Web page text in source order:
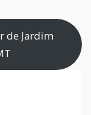
de Jardim